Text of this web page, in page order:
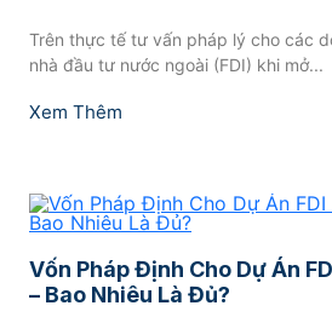
Trên thực tế tư vấn pháp lý cho các
nhà đầu tư nước ngoài (FDI) khi mở...
Xem Thêm
Vốn Pháp Định Cho Dự Án
– Bao Nhiêu Là Đủ?